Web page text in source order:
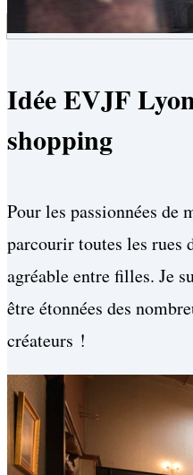
Idée EVJF
shopping
Pour les passionnées de
parcourir toutes les rues
agréable entre filles. Je
être étonnées des
créateurs !